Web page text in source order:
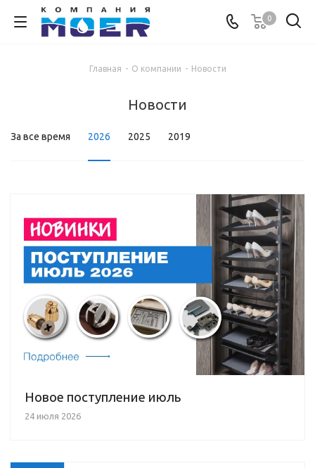
0
Главная - О компании - Новости
Новости
За все время 2026 2025 2019
Новое поступление июль
24 июля 2026